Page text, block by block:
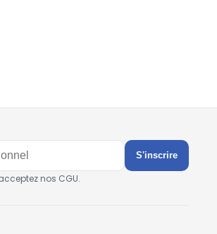
S'inscrire
nos CGU.